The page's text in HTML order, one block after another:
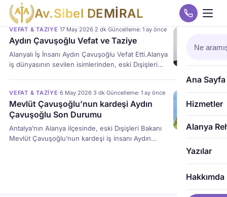
Av.Sibel DEMİRAL
Ana Sayfa
Hizmetler
Alanya
Yazılar
Hakkımda
VEFAT & TAZIYE ·17 May 2026·2 dk·Güncelleme: 1 ay önce
Aydın Çavuşoğlu Vefat ve Taziye
Alanyalı İş İnsanı Aydın Çavuşoğlu Vefat Etti.Alanya
iş dünyasının sevilen isimlerinden, eski Dışişleri
Çavuşoğlu’nun kardeşleri Aydın Çavuşoğlu, tedavi
gördüğü hastanede hayatını kaybetti. Çavuşoğlu
ailesine ve tüm sevenlerine başsağlığı diliyoruz.
Vefat Haberi ve Olayın Gelişimi Aydın Çavuşoğlu, 5
Mayıs 2026 tarihinde Türkler Mahallesi’ndeki […]
VEFAT & TAZIYE ·6 May 2026·3 dk·Güncelleme: 1 ay önce
Mevlüt Çavuşoğlu’nun kardeşi Aydın
Çavuşoğlu Son Durumu
Antalya’nın Alanya ilçesinde, eski Dışişleri Bakanı
Mevlüt Çavuşoğlu’nun kardeşi iş insanı Aydın